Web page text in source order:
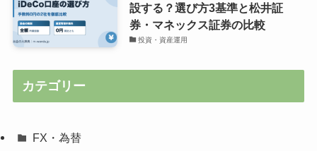
設する？選び方3基準と松井証
券・マネックス証券の比較
投資・資産運用
カテゴリー
FX・為替